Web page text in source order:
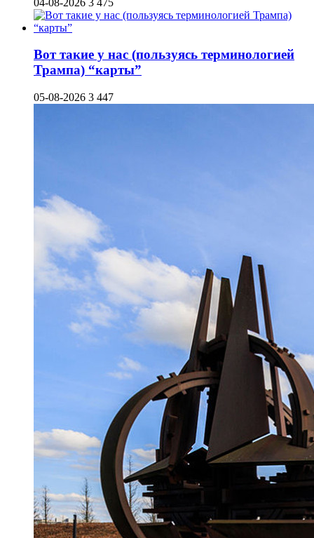
Вот такие у нас (пользуясь терминологией
Трампа) “карты”
05-08-2026 3 447